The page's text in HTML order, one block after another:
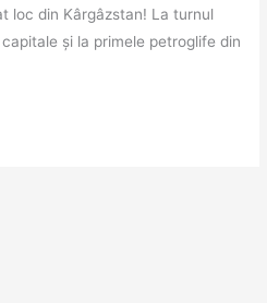
loc din Kârgâzstan! La turnul
și la primele petroglife din